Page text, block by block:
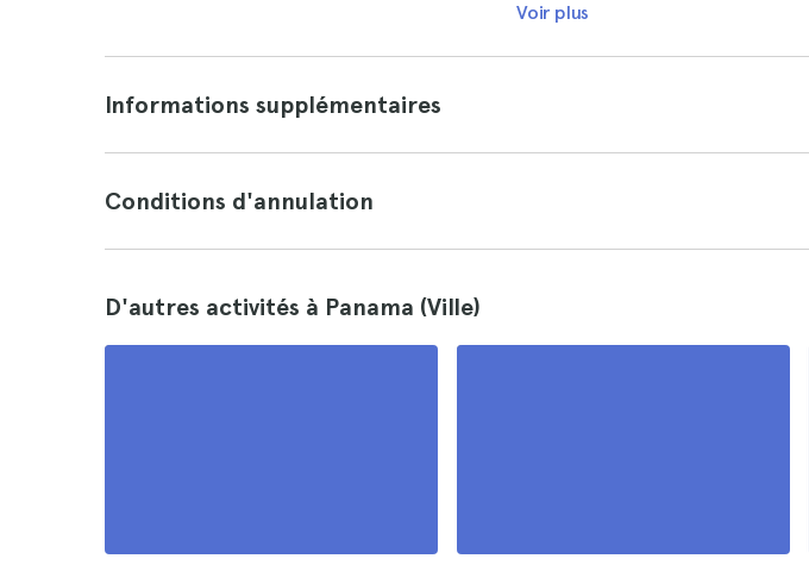
Voir plus
Informations supplémentaires
Conditions d'annulation
D'autres activités à Panama (Ville)